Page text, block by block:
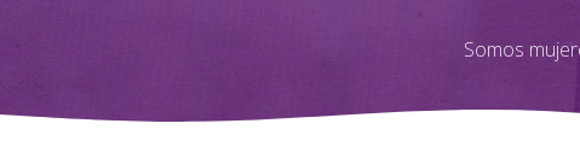
Somos